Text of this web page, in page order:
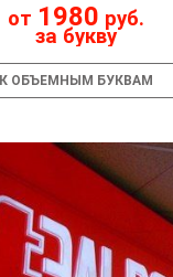
от 1980 руб.
за букву
К ОБЪЕМНЫМ БУКВАМ